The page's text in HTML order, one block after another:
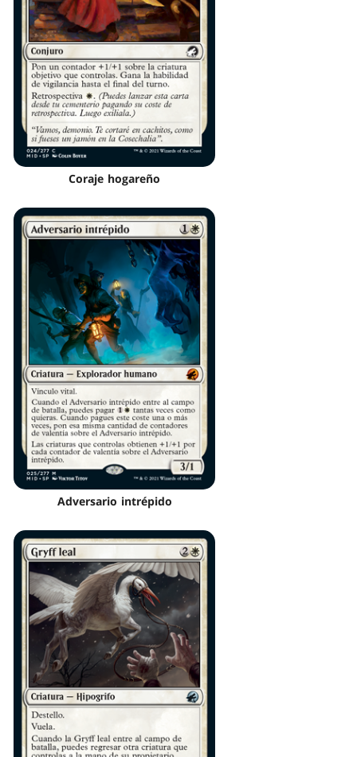
Coraje hogareño
Adversario intrépido